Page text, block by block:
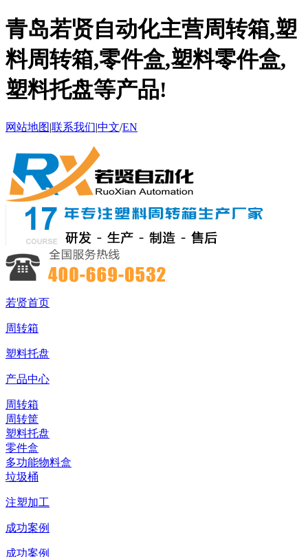
青岛若贤自动化主营周转箱,塑
料周转箱,零件盒,塑料零件盒,
塑料托盘等产品!
网站地图|联系我们|中文/EN
若贤首页
周转箱
塑料托盘
产品中心
周转箱
周转筐
塑料托盘
零件盒
多功能物料盒
垃圾桶
注塑加工
成功案例
成功案例